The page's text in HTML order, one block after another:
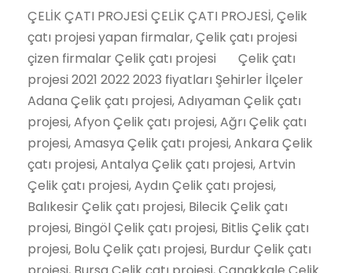
ÇELİK ÇATI PROJESİ ÇELİK ÇATI PROJESİ, Çelik çatı projesi yapan firmalar, Çelik çatı projesi çizen firmalar Çelik çatı projesi Çelik çatı projesi 2021 2022 2023 fiyatları Şehirler İlçeler Adana Çelik çatı projesi, Adıyaman Çelik çatı projesi, Afyon Çelik çatı projesi, Ağrı Çelik çatı projesi, Amasya Çelik çatı projesi, Ankara Çelik çatı projesi, Antalya Çelik çatı projesi, Artvin Çelik çatı projesi, Aydın Çelik çatı projesi, Balıkesir Çelik çatı projesi, Bilecik Çelik çatı projesi, Bingöl Çelik çatı projesi, Bitlis Çelik çatı projesi, Bolu Çelik çatı projesi, Burdur Çelik çatı projesi, Bursa Çelik çatı projesi, Çanakkale Çelik çatı projesi, Çankırı Çelik çatı projesi, Çorum Çelik çatı projesi, Denizli Çelik çatı projesi, Diyarbakır Çelik çatı projesi, Edirne Çelik çatı projesi, Elazığ Çelik çatı projesi, Erzincan Çelik çatı projesi, Erzurum Çelik çatı projesi, Eskişehir Çelik çatı projesi, Gaziantep Çelik çatı projesi, Giresun Çelik çatı projesi, Gümüşhane Çelik çatı projesi, Hakkari Çelik çatı projesi, Hatay Çelik çatı projesi, Isparta Çelik çatı projesi, İçel (Mersin) Çelik çatı projesi, İstanbul Çelik çatı projesi, İzmir Çelik çatı projesi, Kars Çelik çatı projesi, Kastamonu Çelik çatı projesi, Kayseri Çelik çatı projesi, Kırklareli Çelik çatı projesi, Kırşehir Çelik çatı projesi, Kocaeli Çelik çatı projesi, Konya Çelik çatı projesi, Kütahya Çelik çatı projesi, Malatya Çelik çatı projesi, Manisa Çelik çatı projesi, K.maraş Çelik çatı projesi, Mardin Çelik çatı projesi, Muğla Çelik çatı projesi, Muş Çelik çatı projesi, Nevşehir Çelik çatı projesi, Niğde Çelik çatı projesi, Ordu Çelik çatı projesi, Rize Çelik çatı projesi, Sakarya Çelik çatı projesi, Samsun Çelik çatı projesi, Siirt Çelik çatı projesi, Sinop Çelik çatı projesi, Sivas Çelik çatı projesi, Tekirdağ Çelik çatı projesi, Tokat Çelik çatı projesi, Trabzon Çelik çatı projesi, Tunceli Çelik çatı projesi, Şanlıurfa Çelik çatı projesi, Uşak Çelik çatı projesi, Van Çelik çatı projesi, Yozgat Çelik çatı projesi, Zonguldak Çelik çatı projesi, Aksaray Çelik çatı projesi, Bayburt Çelik çatı projesi, Karaman Çelik çatı projesi, Kırıkkale Çelik çatı projesi, Batman Çelik çatı projesi, Şırnak Çelik çatı projesi, Bartın Çelik çatı projesi, Ardahan Çelik çatı projesi, Iğdır Çelik çatı projesi, Yalova Çelik çatı projesi, Karabük Çelik çatı projesi, Kilis Çelik çatı projesi, Osmaniye Çelik çatı projesi, Düzce Çelik çatı projesi, İbradı Çelik çatı projesi, Kaş Çelik çatı projesi, Kemer / Antalya Çelik çatı projesi, Kepez Çelik çatı projesi, Konyaaltı Çelik çatı projesi, Korkuteli Çelik çatı projesi, Gündoğmuş Çelik çatı projesi, Alpu Çelik çatı projesi, Beylikova Çelik çatı projesi, Çifteler Çelik çatı projesi, Günyüzü Çelik çatı projesi, Han Çelik çatı projesi, İnönü Çelik çatı projesi, Mahmudiye Çelik çatı projesi, Mihalgazi Çelik çatı projesi, Mihalıççık Çelik çatı projesi, Odunpazarı Çelik çatı projesi, Sarıcakaya Çelik çatı projesi, Seyitgazi Çelik çatı projesi, Sivrihisar Çelik çatı projesi, Tepebaşı Çelik çatı projesi, Araban Çelik çatı projesi, İslahiye Çelik çatı projesi, Karkamış Çelik çatı projesi, Nizip Çelik çatı projesi, Nurdağı Çelik çatı projesi, Oğuzeli Çelik çatı projesi,Şahinbey Çelik çatı projesi, Şehitkamil Çelik çatı projesi, Yavuzeli Çelik çatı projesi, Alucra Çelik çatı projesi, Bulancak Çelik çatı projesi, Çamoluk Çelik çatı projesi, Çanakçı Çelik çatı projesi, Dereli Çelik çatı projesi, Doğankent Çelik çatı projesi, Espiye Çelik çatı projesi, Eynesil Çelik çatı projesi, Giresun Merkez Çelik çatı projesi, Görele Çelik çatı projesi, Güce Çelik çatı projesi, Keşap Çelik çatı projesi, Piraziz Çelik çatı projesi, Şebinkarahisar Çelik çatı projesi, Tirebolu Çelik çatı projesi, Yağlıdere Çelik çatı projesi, Gümüşhane Merkez Çelik çatı projesi, Kelkit Çelik çatı projesi, Köse Çelik çatı projesi, Kürtün Çelik çatı projesi, Şiran Çelik çatı projesi, Torul Çelik çatı projesi, Çukurca Çelik çatı projesi, Hakkari Merkez Çelik çatı projesi, Şemdinli Çelik çatı projesi, Yüksekova Çelik çatı projesi, Altınözü Çelik çatı projesi, Belen Çelik çatı projesi, Dörtyol Çelik çatı projesi, Erzin Çelik çatı projesi, Hassa Çelik çatı projesi, Hatay Merkez Çelik çatı projesi, İskenderun Çelik çatı projesi, Kırıkhan Çelik çatı projesi, Kumlu Çelik çatı projesi, Reyhanlı Çelik çatı projesi, Samandağ Çelik çatı projesi, Yayladağı Çelik çatı projesi, Aksu / Isparta Çelik çatı projesi, Atabey Çelik çatı projesi, Eğirdir Çelik çatı projesi, Gelendost Çelik çatı projesi, Gönen / Isparta Çelik çatı projesi, Isparta Merkez Çelik çatı projesi, Keçiborlu Çelik çatı projesi, Senirkent Çelik çatı projesi, Sütçüler Çelik çatı projesi, Şarkikaraağaç Çelik çatı projesi, Uluborlu Çelik çatı projesi, Yalvaç Çelik çatı projesi, Yenişarbademli Çelik çatı projesi, Akdeniz Çelik çatı projesi, Anamur Çelik çatı projesi, Aydıncık / Mersin Çelik çatı projesi, Bafra Çelik çatı projesi, Canik Çelik çatı projesi, Çarşamba Çelik çatı projesi, Havza Çelik çatı projesi, İlkadım Çelik çatı projesi, Kavak Çelik çatı projesi, Ladik Çelik çatı projesi, Ondokuzmayıs Çelik çatı projesi, Salıpazarı Çelik çatı projesi, Tekkeköy Çelik çatı projesi, Terme Çelik çatı projesi, Vezirköprü Çelik çatı projesi, Yakakent Çelik çatı projesi, Aydınlar Çelik çatı projesi, Baykan Çelik çatı projesi, Eruh Çelik çatı projesi, Kurtalan Çelik çatı projesi, Pervari Çelik çatı projesi, Siirt Merkez Çelik çatı projesi, Şirvan Çelik çatı projesi, Ayancık Çelik çatı projesi, Boyabat Çelik çatı projesi, Dikmen Çelik çatı projesi, Durağan Çelik çatı projesi, Erfelek Çelik çatı projesi, Gerze Çelik çatı projesi, Saraydüzü Çelik çatı projesi, Sinop Merkez Çelik çatı projesi, Türkeli Çelik çatı projesi, Akıncılar Çelik çatı projesi, Altınyayla / Sivas Çelik çatı projesi, Divriği Çelik çatı projesi, Doğanşar Çelik çatı projesi, Gemerek Çelik çatı projesi, Gölova Çelik çatı projesi, Gürün Çelik çatı projesi, Hafik Çelik çatı projesi, İmranlı Çelik çatı projesi, Kangal Çelik çatı projesi, Koyulhisar Çelik çatı projesi, Sivas Merkez Çelik çatı projesi, Suşehri Çelik çatı projesi, Şarkışla Çelik çatı projesi, Ulaş Çelik çatı projesi, Yıldızeli Çelik çatı projesi, Zara Çelik çatı projesi, Çerkezköy Çelik çatı projesi, Çorlu Çelik çatı projesi, Hayrabolu Çelik çatı projesi, Malkara Çelik çatı projesi, Marmaraereğlisi Çelik çatı projesi, Muratlı Çelik çatı projesi, Saray / Tekirdağ Çelik çatı projesi, Şarköy Çelik çatı projesi, Tekirdağ Merkez Çelik çatı projesi, Almus Çelik çatı projesi, Artova Çelik çatı projesi, Başçiftlik Çelik çatı projesi, Erbaa Çelik çatı projesi, Niksar Çelik çatı projesi, Pazar / Tokat Çelik çatı projesi, Reşadiye Çelik çatı projesi, Sulusaray Çelik çatı projesi, Tokat Merkez Çelik çatı projesi, Turhal Çelik çatı projesi, Siyahyurt / Tokat Çelik çatı projesi, Zile Çelik çatı projesi, Akçaabat Çelik çatı projesi, Araklı Çelik çatı projesi, Arsin Çelik çatı projesi, Beşikdüzü Çelik çatı projesi, Çarşıbaşı Çelik çatı projesi, Çaykara Çelik çatı projesi, Dernekpazarı Çelik çatı projesi, Düzköy Çelik çatı projesi, Hayrat Çelik çatı projesi, Köprübaşı / Trabzon Çelik çatı projesi, Maçka Çelik çatı projesi, Of Çelik çatı projesi, Sürmene Çelik çatı projesi, Şalpazarı Çelik çatı projesi, Tonya Çelik çatı projesi, Trabzon Merkez Çelik çatı projesi, Vakfıkebir Çelik çatı projesi, Yomra Çelik çatı projesi, Çemişgezek Çelik çatı projesi, Hozat Çelik çatı projesi, Mazgirt Çelik çatı projesi, Nazımiye Çelik çatı projesi, Ovacık / Tunceli Çelik çatı projesi, Pertek Çelik çatı projesi, Pülümür Çelik çatı projesi, Tunceli Merkez Çelik çatı projesi, Akçakale Çelik çatı projesi, Birecik Çelik çatı projesi, Bozova Çelik çatı projesi, Ceylanpınar Çelik çatı projesi, Halfeti Çelik çatı projesi, Harran Çelik çatı projesi, Hilvan Çelik çatı projesi, Siverek Çelik çatı projesi, Suruç Çelik çatı projesi, Şanlıurfa Merkez Çelik çatı projesi, Viranşehir Çelik çatı projesi, Banaz Çelik çatı projesi, Eşme Çelik çatı projesi, Karahallı Çelik çatı projesi, Sivaslı Çelik çatı projesi, Ulubey / Uşak Çelik çatı projesi, Uşak Merkez Çelik çatı projesi, Bahçesaray Çelik çatı projesi, Başkale Çelik çatı projesi, Çaldıran Çelik çatı projesi, Çatak Çelik çatı projesi, Edremit / Van Çelik çatı projesi, Erciş Çelik çatı projesi, Gevaş Çelik çatı projesi, Gürpınar Çelik çatı projesi, Muradiye Çelik çatı projesi, Özalp Çelik çatı projesi, Saray / Van Çelik çatı projesi, Van Merkez Çelik çatı projesi, Akdağmadeni Çelik çatı projesi, Aydıncık / Yozgat Çelik çatı projesi, Boğazlıyan Çelik çatı projesi, Çandır Çelik çatı projesi, Çayıralan Çelik çatı projesi, Çekerek Çelik çatı projesi, Kadışehri Çelik çatı projesi, Saraykent Çelik çatı projesi, Sarıkaya Çelik çatı projesi, Sorgun Çelik çatı projesi, Şefaatli Çelik çatı projesi, Yenifakılı Çelik çatı projesi, Yerköy Çelik çatı projesi, Yozgat Merkez Çelik çatı projesi, Alaplı Çelik çatı projesi, Çaycuma Çelik çatı projesi, Devrek Çelik çatı projesi, Ereğli / Zonguldak Çelik çatı projesi, Gökçebey Çelik çatı projesi, Zonguldak Merkez Çelik çatı projesi, Ağaçören Çelik çatı projesi, Aksaray Merkez Çelik çatı projesi, Eskil Çelik çatı projesi, Gülağaç Çelik çatı projesi, Güzelyurt Çelik çatı projesi, Ortaköy Çelik çatı projesi, Sarıyahşi Çelik çatı projesi, Aydıntepe Çelik çatı projesi, Bayburt Merkez Çelik çatı projesi, Demirözü Çelik çatı projesi, Ayrancı Çelik çatı projesi, Başyayla Çelik çatı projesi, Ermenek Çelik çatı projesi, Karaman Merkez Çelik çatı projesi, Kazımkarabekir Çelik çatı projesi, Sarıveliler Çelik çatı projesi, Bahşili Çelik çatı projesi, Balışeyh Çelik çatı projesi, Çelebi Çelik çatı projesi, Delice Çelik çatı projesi, Karakeçili Çelik çatı projesi, Keskin Çelik çatı projesi, Kırıkkale Merkez Çelik çatı projesi, Sulakyurt Çelik çatı projesi, Yahşihan Çelik çatı projesi, Batman Merkez Çelik çatı projesi, Beşiri Çelik çatı projesi, Gercüş Çelik çatı projesi, Hasankeyf Çelik çatı projesi, Kozluk Çelik çatı projesi, Sason Çelik çatı projesi, Beytüşşebap Çelik çatı projesi, Cizre Çelik çat